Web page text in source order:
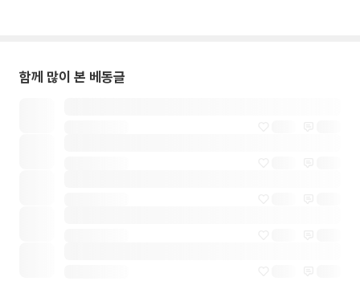
함께 많이 본 베동글